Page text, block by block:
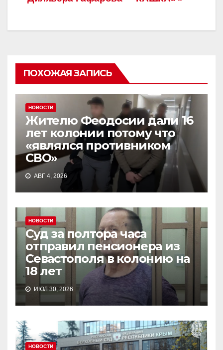
ПОХОЖАЯ ЗАПИСЬ
НОВОСТИ
Жителю Феодосии дали 16
лет колонии потому что
«являлся противником
СВО»
АВГ 4, 2026
НОВОСТИ
Суд за полтора часа
отправил пенсионера из
Севастополя в колонию на
18 лет
ИЮЛ 30, 2026
НОВОСТИ